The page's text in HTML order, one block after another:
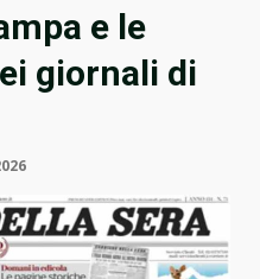
e le
giornali di